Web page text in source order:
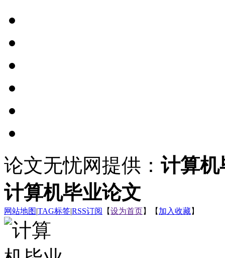
论文无忧网提供： 计算机
计算机毕业论文
网站地图|TAG标签|RSS订阅 【设为首页】【 加入收藏】